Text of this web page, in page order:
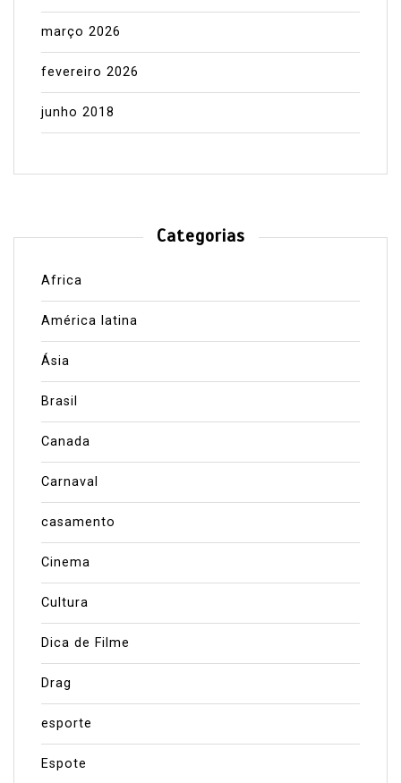
março 2026
fevereiro 2026
junho 2018
Categorias
Africa
América latina
Ásia
Brasil
Canada
Carnaval
casamento
Cinema
Cultura
Dica de Filme
Drag
esporte
Espote